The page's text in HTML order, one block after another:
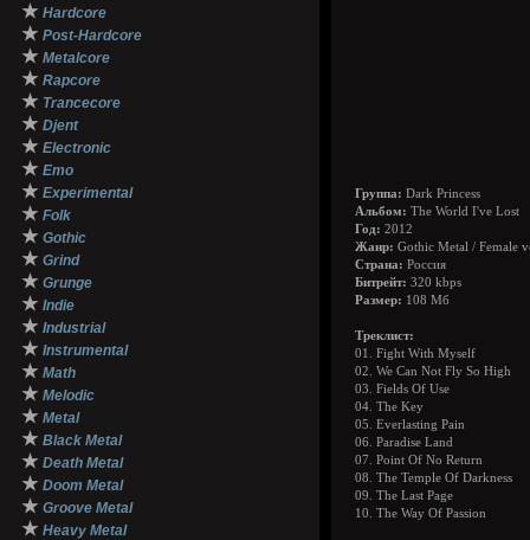
★ Hardcore
★ Post-Hardcore
★ Metalcore
★ Rapcore
★ Trancecore
★ Djent
★ Electronic
★ Emo
★ Experimental
★ Folk
★ Gothic
★ Grind
★ Grunge
★ Indie
★ Industrial
★ Instrumental
★ Math
★ Melodic
★ Metal
★ Black Metal
★ Death Metal
★ Doom Metal
★ Groove Metal
★ Heavy Metal
Группа: Dark Princess
Альбом: The World I've Lost
Год: 2012
Жанр: Gothic Metal / Female
Страна: Россия
Битрейт: 320 kbps
Размер: 108 Мб
Треклист:
01. Fight With Myself
02. We Can Not Fly So High
03. Fields Of Use
04. The Key
05. Everlasting Pain
06. Paradise Land
07. Point Of No Return
08. The Temple Of Darkness
09. The Last Page
10. The Way Of Passion